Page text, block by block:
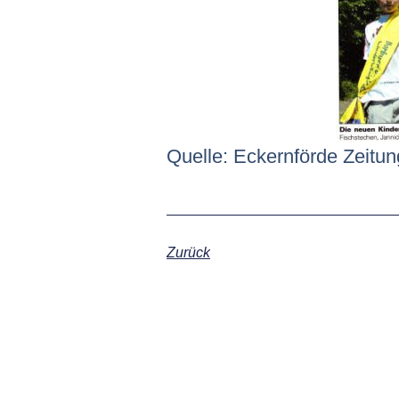
Quelle: Eckernförde
Zurück